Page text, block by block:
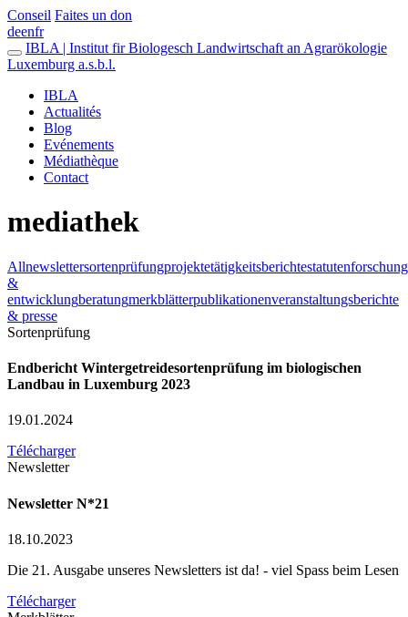
Conseil Faites un don
deenfr
IBLA | Institut fir Biologesch Landwirtschaft an Agrarökologie
Luxemburg a.s.b.l.
IBLA
Actualités
Blog
Evénements
Médiathèque
Contact
mediathek
Allnewslettersortenprüfungprojektetätigkeitsberichtestatutenforschung
&
entwicklungberatungmerkblätterpublikationenveranstaltungsberichte
& presse
Sortenprüfung
Endbericht Wintergetreidesortenprüfung im biologischen
Landbau in Luxemburg 2023
19.01.2024
Télécharger
Newsletter
Newsletter N*21
18.10.2023
Die 21. Ausgabe unseres Newsletters ist da! - viel Spass beim Lesen
Télécharger